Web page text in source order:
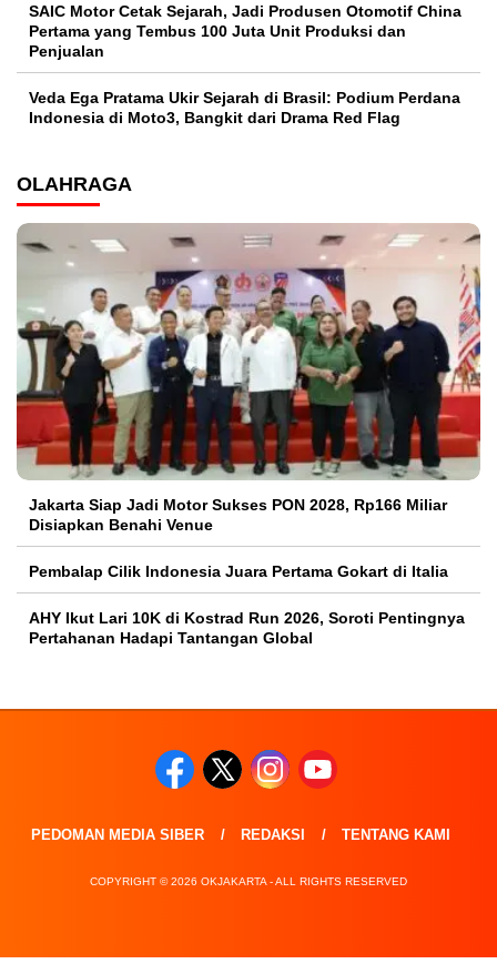
SAIC Motor Cetak Sejarah, Jadi Produsen Otomotif China
Pertama yang Tembus 100 Juta Unit Produksi dan
Penjualan
Veda Ega Pratama Ukir Sejarah di Brasil: Podium Perdana
Indonesia di Moto3, Bangkit dari Drama Red Flag
OLAHRAGA
Jakarta Siap Jadi Motor Sukses PON 2028, Rp166 Miliar
Disiapkan Benahi Venue
Pembalap Cilik Indonesia Juara Pertama Gokart di Italia
AHY Ikut Lari 10K di Kostrad Run 2026, Soroti Pentingnya
Pertahanan Hadapi Tantangan Global
PEDOMAN MEDIA SIBER REDAKSI TENTANG KAMI
COPYRIGHT © 2026 OKJAKARTA - ALL RIGHTS RESERVED